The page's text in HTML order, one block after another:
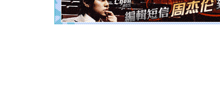
卖了。水
[春节]风
颜！冬去